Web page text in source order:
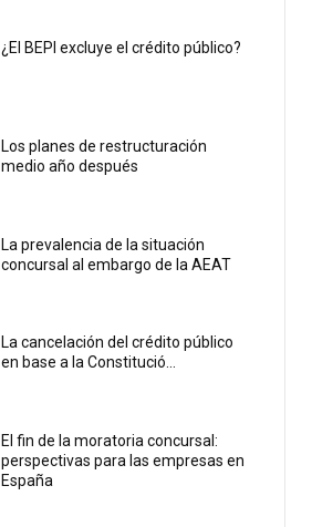
¿El BEPI excluye el crédito público?
Los planes de restructuración
medio año después
La prevalencia de la situación
concursal al embargo de la AEAT
La cancelación del crédito público
en base a la Constitució...
El fin de la moratoria concursal:
perspectivas para las empresas en
España